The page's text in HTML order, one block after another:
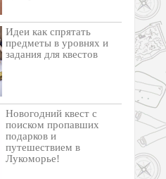
Идеи как спрятать
предметы в уровнях и
задания для квестов
Новогодний квест с
поиском пропавших
подарков и
путешествием в
Лукоморье!